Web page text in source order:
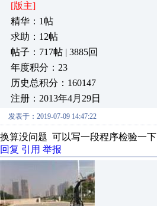
[版主]
精华：1帖
求助：12帖
帖子：717帖 | 3885回
年度积分：23
历史总积分：160147
注册：2013年4月29日
发表于：2019-07-09 14:47:22
换算没问题 可以写一段程序检验一下
回复 引用 举报